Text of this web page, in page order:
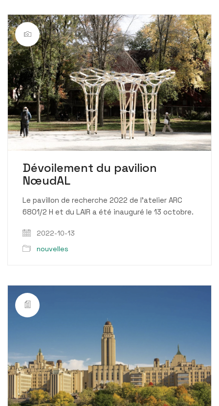
Dévoilement du pavilion
NœudAL
Le pavillon de recherche 2022 de l’atelier ARC
6801/2 H et du LAIR a été inauguré le 13 octobre.
2022-10-13
nouvelles